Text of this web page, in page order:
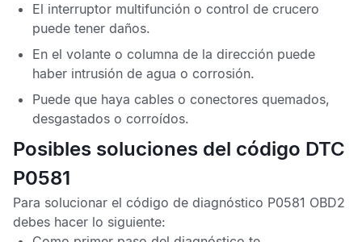
El interruptor multifunción o control de crucero
puede tener daños.
En el volante o columna de la dirección puede
haber intrusión de agua o corrosión.
Puede que haya cables o conectores quemados,
desgastados o corroídos.
Posibles soluciones del código DTC
P0581
Para solucionar el código de diagnóstico P0581 OBD2
debes hacer lo siguiente: